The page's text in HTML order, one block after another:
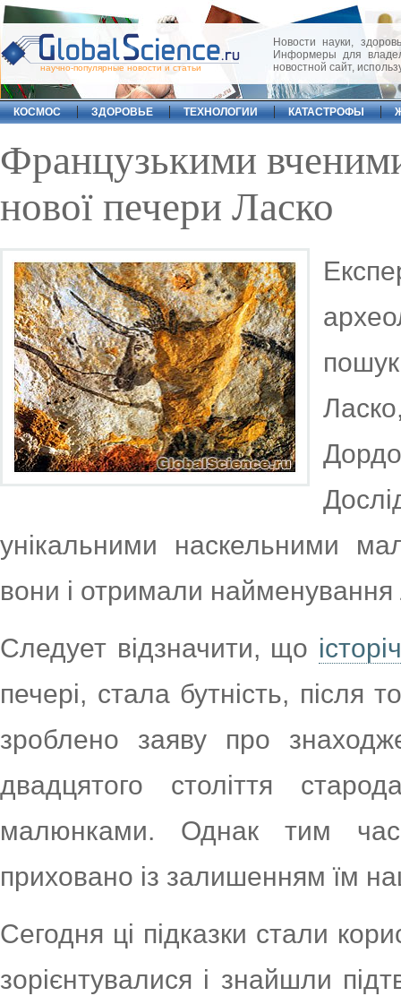
научно-популярные новости и статьи
Новости науки,
Информеры для
новостной сайт,
КОСМОС ЗДОРОВЬЕ ТЕХНОЛОГИИ КАТАСТРОФЫ
Французькими
нової печери Ласко
унікальними наскельними
вони і отримали найменування
Следует відзначити, що
печері, стала бутність,
зроблено заяву про
двадцятого століття
малюнками. Однак тим
приховано із залишенням їм
Сегодня ці підказки стали
зорієнтувалися і знайшли